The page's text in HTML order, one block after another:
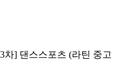
차] 댄스스포츠 (라틴 중고